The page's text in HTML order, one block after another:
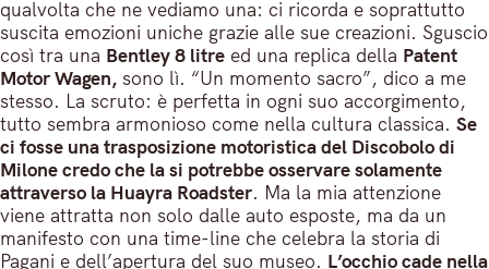
qualvolta che ne vediamo una: ci ricorda e soprattutto
suscita emozioni uniche grazie alle sue creazioni. Sguscio
così tra una Bentley 8 litre ed una replica della Patent
Motor Wagen, sono lì. “Un momento sacro”, dico a me
stesso. La scruto: è perfetta in ogni suo accorgimento,
tutto sembra armonioso come nella cultura classica. Se
ci fosse una trasposizione motoristica del Discobolo di
Milone credo che la si potrebbe osservare solamente
attraverso la Huayra Roadster. Ma la mia attenzione
viene attratta non solo dalle auto esposte, ma da un
manifesto con una time-line che celebra la storia di
Pagani e dell’apertura del suo museo. L’occhio cade nella